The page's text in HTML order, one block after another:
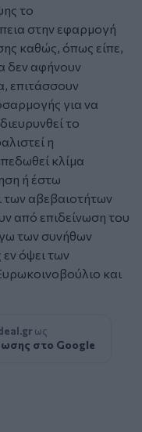
το
στην εφαρμογή
καθώς, όπως είπε,
δεν αφήνουν
επιτάσσουν
για να
το
η
κλίμα
ή έστω
των αβεβαιοτήτων
από επιδείνωση του
των συνήθων
όψει των
και
ως
στο Google